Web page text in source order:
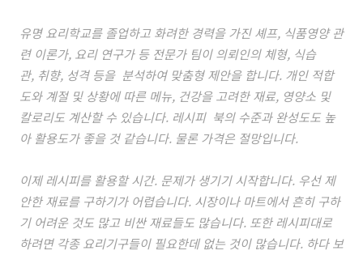
유명 요리학교를 졸업하고 화려한 경력을 가진 셰프, 식품영양 관
련 이론가, 요리 연구가 등 전문가 팀이 의뢰인의 체형, 식습
관, 취향, 성격 등을 분석하여 맞춤형 제안을 합니다. 개인 적합
도와 계절 및 상황에 따른 메뉴, 건강을 고려한 재료, 영양소 및
칼로리도 계산할 수 있습니다. 레시피 북의 수준과 완성도도 높
아 활용도가 좋을 것 같습니다. 물론 가격은 절망입니다.
이제 레시피를 활용할 시간. 문제가 생기기 시작합니다. 우선 제
안한 재료를 구하기가 어렵습니다. 시장이나 마트에서 흔히 구하
기 어려운 것도 많고 비싼 재료들도 많습니다. 또한 레시피대로
하려면 각종 요리기구들이 필요한데 없는 것이 많습니다. 하다 보